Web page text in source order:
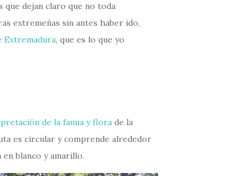
que dejan claro que no toda
extremeñas sin antes haber ido,
Extremadura, que es lo que yo
de la fauna y flora de la
es circular y comprende alrededor
blanco y amarillo.